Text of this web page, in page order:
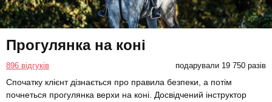
Прогулянка на коні
896 відгуків подарували 19 750 разів
Спочатку клієнт дізнається про правила безпеки, а потім
почнеться прогулянка верхи на коні. Досвідчений інструктор